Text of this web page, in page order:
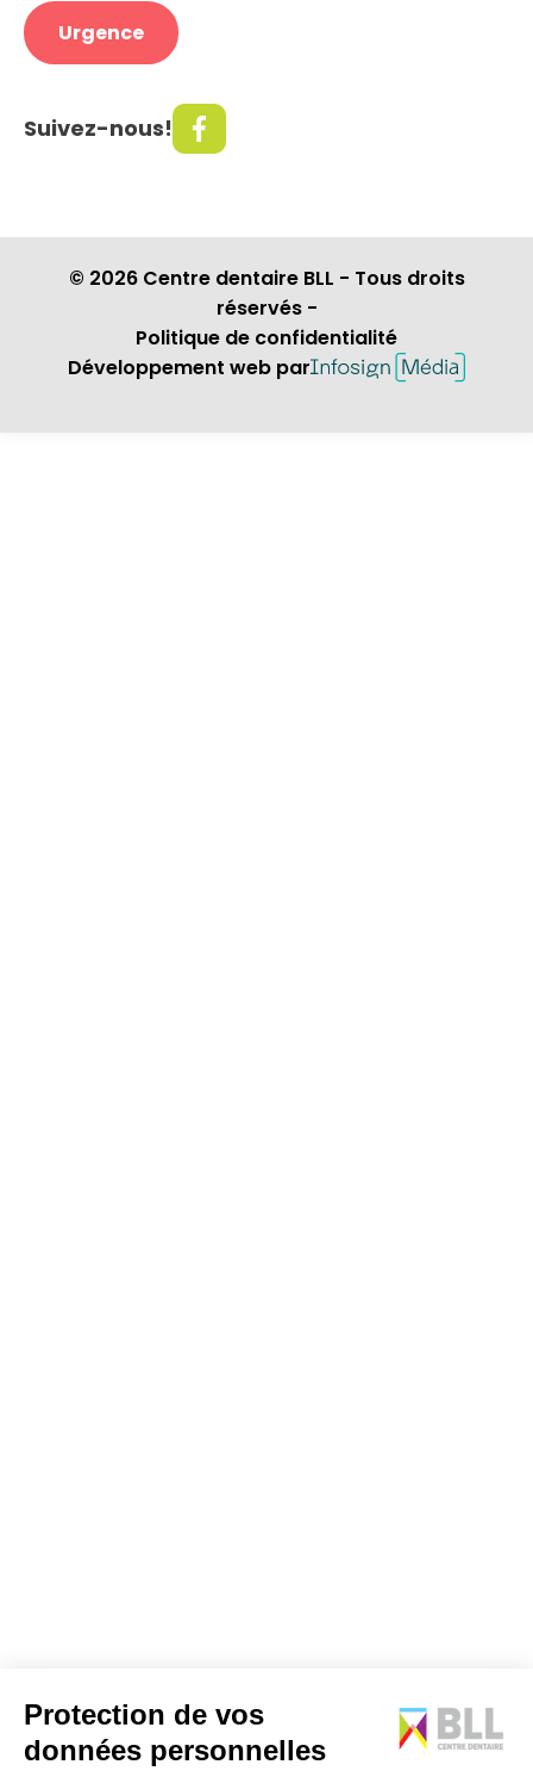
Urgence
Suivez-nous!
© 2026 Centre dentaire BLL - Tous droits
réservés -
Politique de confidentialité
Développement web par